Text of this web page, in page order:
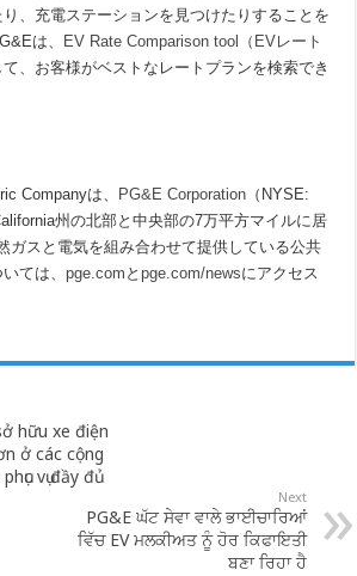
、充電ステーションを見つけたりすることを
は、
EV Rate Comparison tool（EVレート
て、お客様がベストなレートプランを検索でき
Companyは、 PG&E Corporation （NYSE:
州の北部と中央部の7万平方マイルに居
ガスと電気を組み合わせて提供している公共
ては、pge.com とpge.com/newsにアクセス
hữu xe điện
ở các cộng
vụ đầy đủ
Next
PG&E ਘੱਟ ਸੇਵਾ ਵਾਲੇ ਭਾਈਚਾਰਿਆਂ
ਵਿੱਚ EV ਮਲਕੀਅਤ ਨੂੰ ਹੋਰ ਕਿਫਾਇਤੀ
ਬਣਾ ਰਿਹਾ ਹੈ